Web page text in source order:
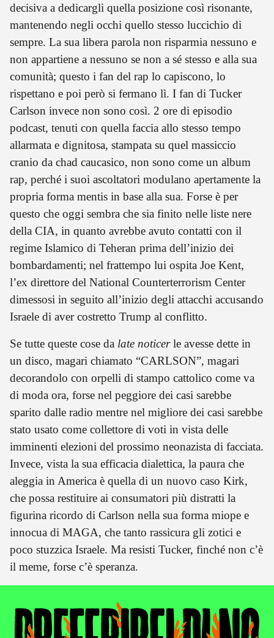
decisiva a dedicargli quella posizione così risonante,
mantenendo negli occhi quello stesso luccichio di
sempre. La sua libera parola non risparmia nessuno e
non appartiene a nessuno se non a sé stesso e alla sua
comunità; questo i fan del rap lo capiscono, lo
rispettano e poi però si fermano lì. I fan di Tucker
Carlson invece non sono così. 2 ore di episodio
podcast, tenuti con quella faccia allo stesso tempo
allarmata e dignitosa, stampata su quel massiccio
cranio da chad caucasico, non sono come un album
rap, perché i suoi ascoltatori modulano apertamente la
propria forma mentis in base alla sua. Forse è per
questo che oggi sembra che sia finito nelle liste nere
della CIA, in quanto avrebbe avuto contatti con il
regime Islamico di Teheran prima dell’inizio dei
bombardamenti; nel frattempo lui ospita Joe Kent,
l’ex direttore del National Counterterrorism Center
dimessosi in seguito all’inizio degli attacchi accusando
Israele di aver costretto Trump al conflitto.
Se tutte queste cose da late noticerle avesse dette in
un disco, magari chiamato “CARLSON”, magari
decorandolo con orpelli di stampo cattolico come va
di moda ora, forse nel peggiore dei casi sarebbe
sparito dalle radio mentre nel migliore dei casi sarebbe
stato usato come collettore di voti in vista delle
imminenti elezioni del prossimo neonazista di facciata.
Invece, vista la sua efficacia dialettica, la paura che
aleggia in America è quella di un nuovo caso Kirk,
che possa restituire ai consumatori più distratti la
figurina ricordo di Carlson nella sua forma miope e
innocua di MAGA, che tanto rassicura gli zotici e
poco stuzzica Israele. Ma resisti Tucker, finché non c’è
il meme, forse c’è speranza.